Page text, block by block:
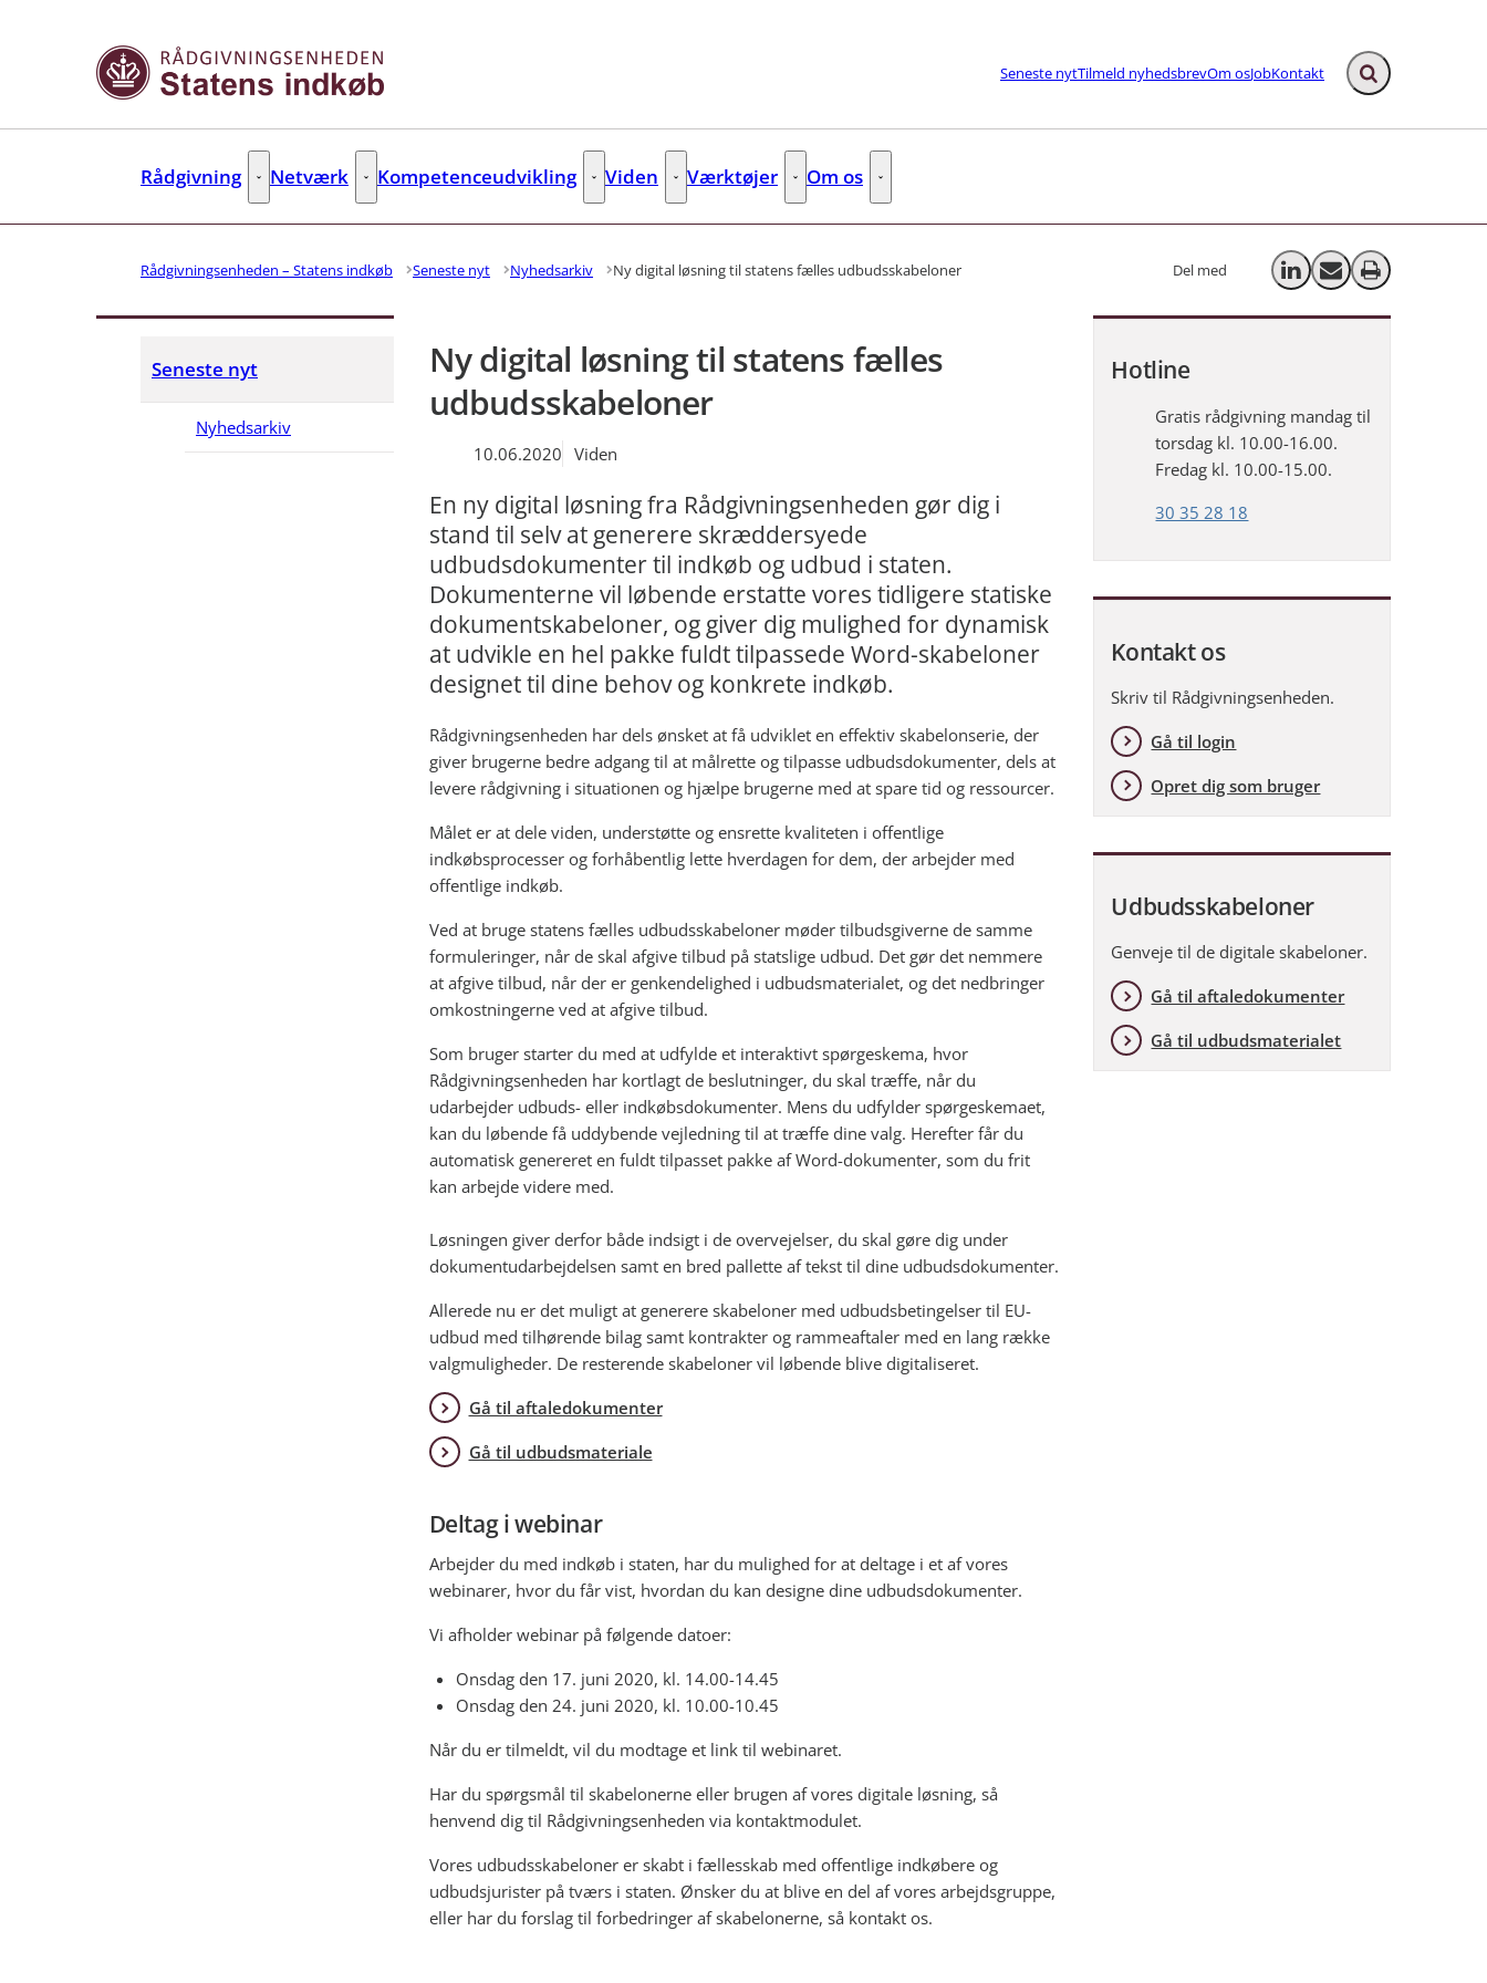
Seneste nytTilmeld nyhedsbrevOm osJobKontakt Fold søgefelt ud
Rådgivning Rådgivning - Flere links
Netværk Netværk - Flere links
Kompetenceudvikling Kompetenceudvikling - Flere links
Viden Viden - Flere links
Værktøjer Værktøjer - Flere links
Om os Om os - Flere links
Rådgivningsenheden – Statens indkøb Seneste nyt Nyhedsarkiv Ny digital løsning til statens fælles udbudsskabeloner Del med Del på LinkedIn
Send email
Print
Seneste nyt
Nyhedsarkiv
Ny digital løsning til statens fælles
udbudsskabeloner
10.06.2020 Viden
En ny digital løsning fra Rådgivningsenheden gør dig i
stand til selv at generere skræddersyede
udbudsdokumenter til indkøb og udbud i staten.
Dokumenterne vil løbende erstatte vores tidligere statiske
dokumentskabeloner, og giver dig mulighed for dynamisk
at udvikle en hel pakke fuldt tilpassede Word-skabeloner
designet til dine behov og konkrete indkøb.
Rådgivningsenheden har dels ønsket at få udviklet en effektiv skabelonserie, der
giver brugerne bedre adgang til at målrette og tilpasse udbudsdokumenter, dels at
levere rådgivning i situationen og hjælpe brugerne med at spare tid og ressourcer.
Målet er at dele viden, understøtte og ensrette kvaliteten i offentlige
indkøbsprocesser og forhåbentlig lette hverdagen for dem, der arbejder med
offentlige indkøb.
Ved at bruge statens fælles udbudsskabeloner møder tilbudsgiverne de samme
formuleringer, når de skal afgive tilbud på statslige udbud. Det gør det nemmere
at afgive tilbud, når der er genkendelighed i udbudsmaterialet, og det nedbringer
omkostningerne ved at afgive tilbud.
Som bruger starter du med at udfylde et interaktivt spørgeskema, hvor
Rådgivningsenheden har kortlagt de beslutninger, du skal træffe, når du
udarbejder udbuds- eller indkøbsdokumenter. Mens du udfylder spørgeskemaet,
kan du løbende få uddybende vejledning til at træffe dine valg. Herefter får du
automatisk genereret en fuldt tilpasset pakke af Word-dokumenter, som du frit
kan arbejde videre med.
Løsningen giver derfor både indsigt i de overvejelser, du skal gøre dig under
dokumentudarbejdelsen samt en bred pallette af tekst til dine udbudsdokumenter.
Allerede nu er det muligt at generere skabeloner med udbudsbetingelser til EU-
udbud med tilhørende bilag samt kontrakter og rammeaftaler med en lang række
valgmuligheder. De resterende skabeloner vil løbende blive digitaliseret.
Gå til aftaledokumenter
Gå til udbudsmateriale
Deltag i webinar
Arbejder du med indkøb i staten, har du mulighed for at deltage i et af vores
webinarer, hvor du får vist, hvordan du kan designe dine udbudsdokumenter.
Vi afholder webinar på følgende datoer:
Onsdag den 17. juni 2020, kl. 14.00-14.45
Onsdag den 24. juni 2020, kl. 10.00-10.45
Når du er tilmeldt, vil du modtage et link til webinaret.
Har du spørgsmål til skabelonerne eller brugen af vores digitale løsning, så
henvend dig til Rådgivningsenheden via kontaktmodulet.
Vores udbudsskabeloner er skabt i fællesskab med offentlige indkøbere og
udbudsjurister på tværs i staten. Ønsker du at blive en del af vores arbejdsgruppe,
eller har du forslag til forbedringer af skabelonerne, så kontakt os.
Hotline
Gratis rådgivning mandag til
torsdag kl. 10.00-16.00.
Fredag kl. 10.00-15.00.
30 35 28 18
Kontakt os
Skriv til Rådgivningsenheden.
Gå til login
Opret dig som bruger
Udbudsskabeloner
Genveje til de digitale skabeloner.
Gå til aftaledokumenter
Gå til udbudsmaterialet